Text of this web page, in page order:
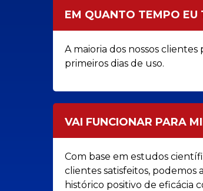
EM QUANTO TEMPO EU
A maioria dos nossos
primeiros dias de uso.
VAI FUNCIONAR PARA
Com base em estudos
clientes satisfeitos,
histórico positivo de eficácia